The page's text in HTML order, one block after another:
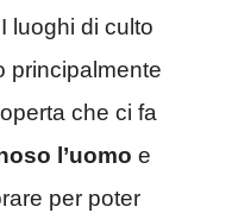
luoghi di culto
principalmente
che ci fa
l’uomo e
per poter